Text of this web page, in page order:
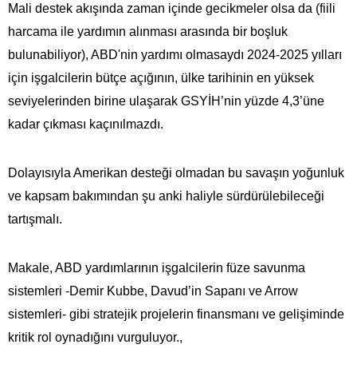
Mali destek akışında zaman içinde gecikmeler olsa da (fiili
harcama ile yardımın alınması arasında bir boşluk
bulunabiliyor), ABD'nin yardımı olmasaydı 2024-2025 yılları
için işgalcilerin bütçe açığının, ülke tarihinin en yüksek
seviyelerinden birine ulaşarak GSYİH’nin yüzde 4,3’üne
kadar çıkması kaçınılmazdı.
Dolayısıyla Amerikan desteği olmadan bu savaşın yoğunluk
ve kapsam bakımından şu anki haliyle sürdürülebileceği
tartışmalı.
Makale, ABD yardımlarının işgalcilerin füze savunma
sistemleri -Demir Kubbe, Davud’in Sapanı ve Arrow
sistemleri- gibi stratejik projelerin finansmanı ve gelişiminde
kritik rol oynadığını vurguluyor.,